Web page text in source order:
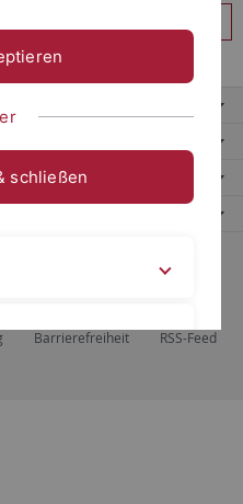
Tübingen
Barrierefreiheit RSS-Feed
schließen